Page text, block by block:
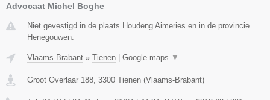
Advocaat Michel Boghe
Niet gevestigd in de plaats Houdeng Aimeries en in de provincie
Henegouwen.
Vlaams-Brabant » Tienen Google maps ▼
Groot Overlaar 188 3300 Tienen (Vlaams-Brabant)